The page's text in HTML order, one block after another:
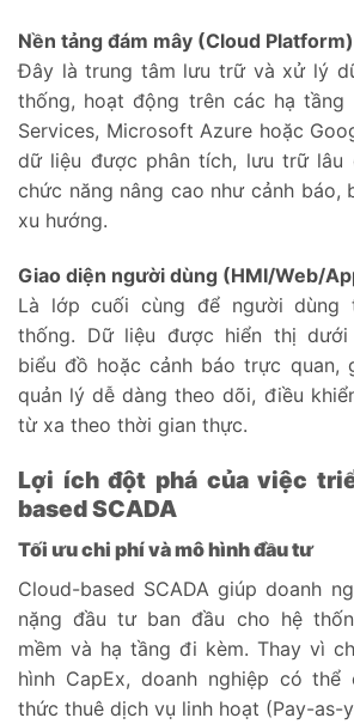
Nền tảng đám mây (Cloud
Đây là trung tâm lưu trữ và xử lý
thống, hoạt động trên các hạ tầng
Services, Microsoft Azure hoặc
dữ liệu được phân tích, lưu trữ
chức năng nâng cao như cảnh báo,
xu hướng.
Giao diện người dùng (HMI/Web/
Là lớp cuối cùng để người dùng
thống. Dữ liệu được hiển thị dưới
biểu đồ hoặc cảnh báo trực quan,
quản lý dễ dàng theo dõi, điều
từ xa theo thời gian thực.
Lợi ích đột phá của việc
based SCADA
Tối ưu chi phí và mô hình đầu tư
Cloud-based SCADA giúp doanh
nặng đầu tư ban đầu cho hệ
mềm và hạ tầng đi kèm. Thay vì
hình CapEx, doanh nghiệp có thể
thức thuê dịch vụ linh hoạt (Pay-as-